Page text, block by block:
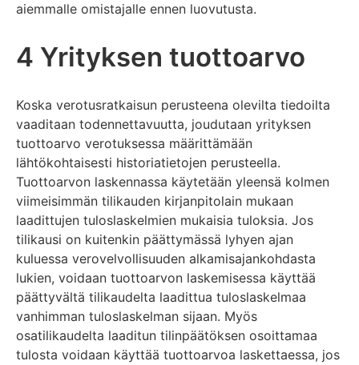
aiemmalle omistajalle ennen luovutusta.
4 Yrityksen tuottoarvo
Koska verotusratkaisun perusteena olevilta tiedoilta
vaaditaan todennettavuutta, joudutaan yrityksen
tuottoarvo verotuksessa määrittämään
lähtökohtaisesti historiatietojen perusteella.
Tuottoarvon laskennassa käytetään yleensä kolmen
viimeisimmän tilikauden kirjanpitolain mukaan
laadittujen tuloslaskelmien mukaisia tuloksia. Jos
tilikausi on kuitenkin päättymässä lyhyen ajan
kuluessa verovelvollisuuden alkamisajankohdasta
lukien, voidaan tuottoarvon laskemisessa käyttää
päättyvältä tilikaudelta laadittua tuloslaskelmaa
vanhimman tuloslaskelman sijaan. Myös
osatilikaudelta laaditun tilinpäätöksen osoittamaa
tulosta voidaan käyttää tuottoarvoa laskettaessa, jos